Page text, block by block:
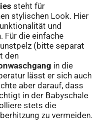
steht für
stylischen Look. Hier
und
Für die einfache
(bitte separat
den
in die
lässt er sich auch
aber darauf, dass
in der Babyschale
stets die
zu vermeiden.